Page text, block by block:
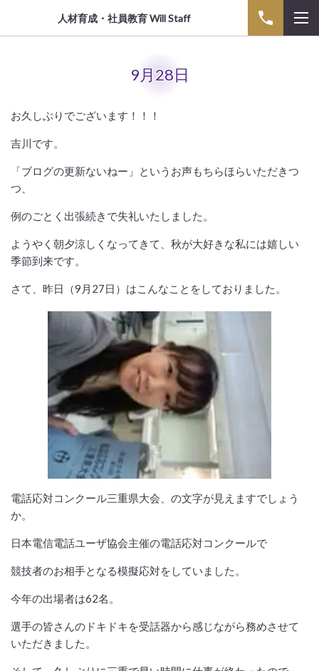
人材育成・社員教育 Will Staff
9月28日
お久しぶりでございます！！！
吉川です。
「ブログの更新ないねー」というお声もちらほらいただきつ
つ、
例のごとく出張続きで失礼いたしました。
ようやく朝夕涼しくなってきて、秋が大好きな私には嬉しい
季節到来です。
さて、昨日（9月27日）はこんなことをしておりました。
電話応対コンクール三重県大会、の文字が見えますでしょう
か。
日本電信電話ユーザ協会主催の電話応対コンクールで
競技者のお相手となる模擬応対をしていました。
今年の出場者は62名。
選手の皆さんのドキドキを受話器から感じながら務めさせて
いただきました。